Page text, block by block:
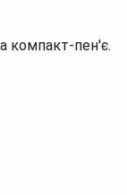
компакт-пен'є.